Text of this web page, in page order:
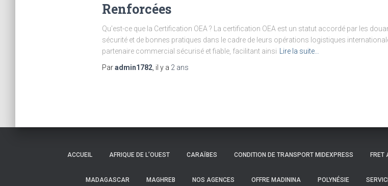
Renforcées
Qu’est-ce que la Certification OEA ? La certification OEA est un statut accordé par les
sécurité et de bonnes pratiques dans le cadre de leurs opérations logistiques
partenaire commercial sécurisé et fiable, facilitant ainsi
Lire la suite…
Paradmin1782, il y a 2 ans
ACCUEIL AFRIQUE DE L’OUEST CARAÏBES CONDITION DE TRANSPORT MIDEXPRESS FRET
MADAGASCAR MAGHREB NOS AGENCES OFFRE MADININA POLYNÉSIE